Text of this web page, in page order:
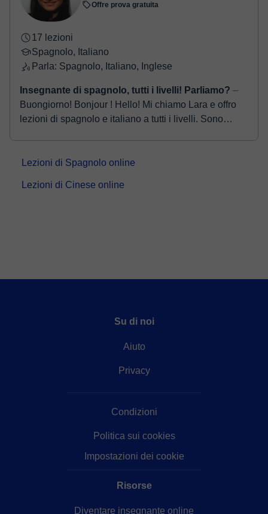
Offre prova gratuita
17 lezioni
Spagnolo, Italiano
Parla: Spagnolo, Italiano, Inglese
Insegnante di spagnolo, tutti i livelli! Parliamo? ⏤
Buongiorno! Bonjour ! Hello! Mi chiamo Lara e offro
lezioni di spagnolo e italiano a tutti i livelli. Sono
Lezioni di Spagnolo online
Lezioni di Cinese online
Su di noi
Aiuto
Privacy
Condizioni
Politica sui cookies
Impostazioni dei cookie
Risorse
Diventare insegnante online